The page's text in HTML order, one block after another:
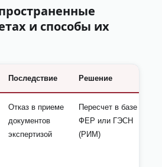
и способы их
Последствие Решение
Отказ в приеме
документов
экспертизой
Пересчет в базе
ФЕР или ГЭСН
(РИМ)